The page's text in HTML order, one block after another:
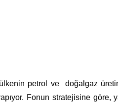
petrol ve doğalgaz
Fonun stratejisine göre,